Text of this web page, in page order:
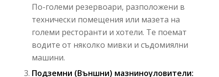
По-големи резервоари, разположени в
технически помещения или мазета на
големи ресторанти и хотели. Те поемат
водите от няколко мивки и съдомиялни
машини.
Подземни (Външни) мазниноуловители: